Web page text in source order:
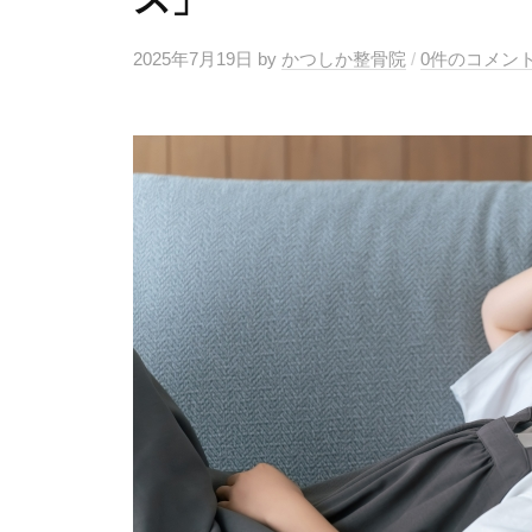
2025年7月19日 by かつしか整骨院 / 0件のコメン